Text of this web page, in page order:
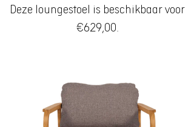
Deze loungestoel is beschikbaar voor
€629,00.